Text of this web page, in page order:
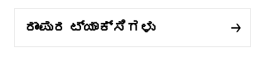
ರಾಂಪುರ ಟ್ಯಾಕ್ಸಿಗಳು